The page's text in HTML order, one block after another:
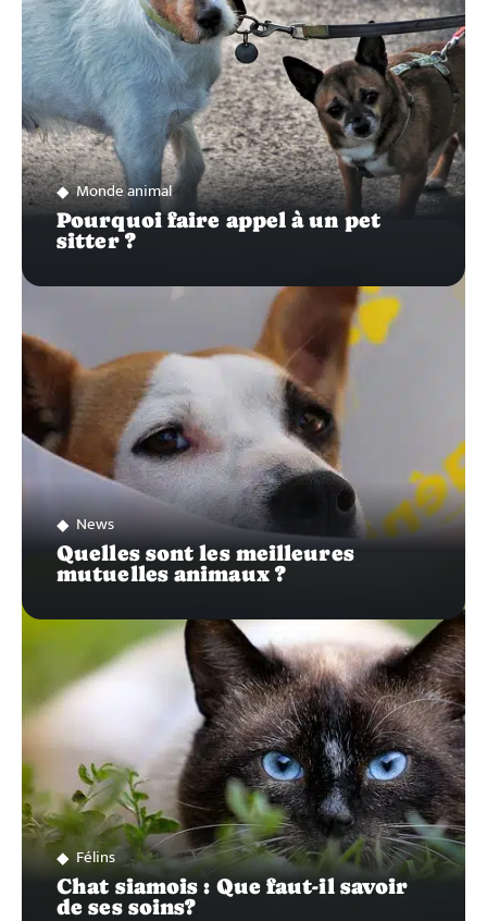
Monde animal
Pourquoi faire appel à un pet
sitter ?
News
Quelles sont les meilleures
mutuelles animaux ?
Félins
Chat siamois : Que faut-il savoir
de ses soins?